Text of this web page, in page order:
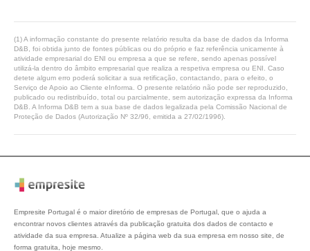
(1) A informação constante do presente relatório resulta da base de dados da Informa
D&B, foi obtida junto de fontes públicas ou do próprio e faz referência unicamente à
atividade empresarial do ENI ou empresa a que se refere, sendo apenas possível
utilizá-la dentro do âmbito empresarial que realiza a respetiva empresa ou ENI. Caso
detete algum erro poderá solicitar a sua retificação, contactando, para o efeito, o
Serviço de Apoio ao Cliente eInforma. O presente relatório não pode ser reproduzido,
publicado ou redistribuído, total ou parcialmente, sem autorização expressa da Informa
D&B. A Informa D&B tem a sua base de dados legalizada pela Comissão Nacional de
Proteção de Dados (Autorização Nº 32/96, emitida a 27/02/1996).
Empresite Portugal é o maior diretório de empresas de Portugal, que o ajuda a
encontrar novos clientes através da publicação gratuita dos dados de contacto e
atividade da sua empresa. Atualize a página web da sua empresa em nosso site, de
forma gratuita, hoje mesmo.